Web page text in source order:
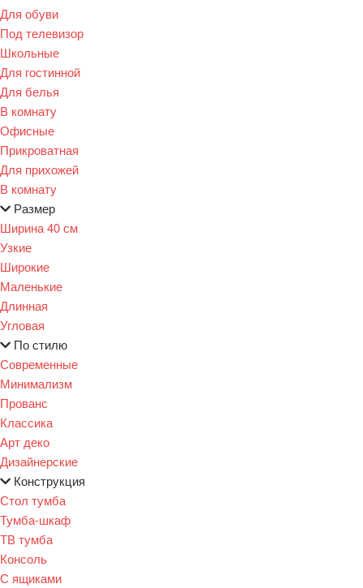
Для обуви
Под телевизор
Школьные
Для гостинной
Для белья
В комнату
Офисные
Прикроватная
Для прихожей
В комнату
Размер
Ширина 40 см
Узкие
Широкие
Маленькие
Длинная
Угловая
По стилю
Современные
Минимализм
Прованс
Классика
Арт деко
Дизайнерские
Конструкция
Стол тумба
Тумба-шкаф
ТВ тумба
Консоль
С ящиками